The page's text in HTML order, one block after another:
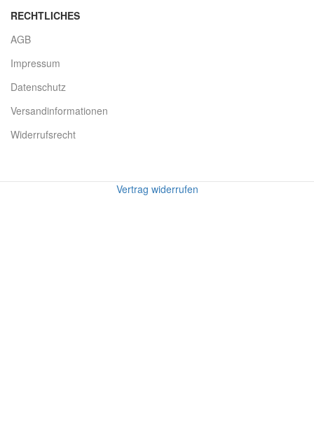
RECHTLICHES
AGB
Impressum
Datenschutz
Versandinformationen
Widerrufsrecht
Vertrag widerrufen